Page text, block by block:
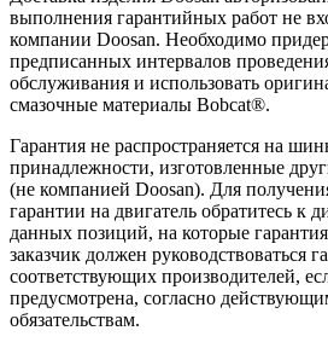
выполнения гарантийных работ не
компании Doosan. Необходимо
предписанных интервалов
обслуживания и использовать
смазочные материалы Bobcat®.
Гарантия не распространяется на
принадлежности, изготовленные
(не компанией Doosan). Для
гарантии на двигатель обратитесь к
данных позиций, на которые гарантия
заказчик должен руководствоваться
соответствующих производителей,
предусмотрена, согласно
обязательствам.